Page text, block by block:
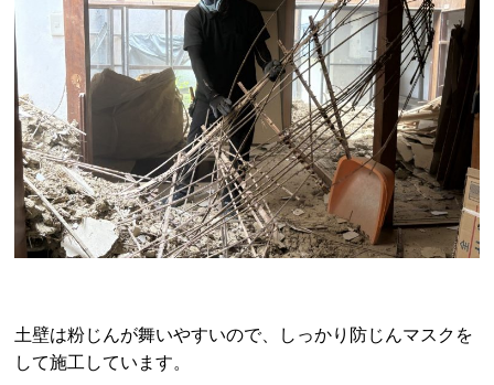
土壁は粉じんが舞いやすいので、しっかり防じんマスクを
して施工しています。